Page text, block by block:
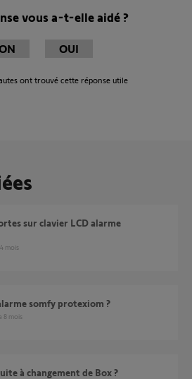
vous a-t-elle aidé ?
OUI
ont trouvé cette réponse utile
4 mois
somfy protexiom ?
a 8 mois
à changement de Box ?